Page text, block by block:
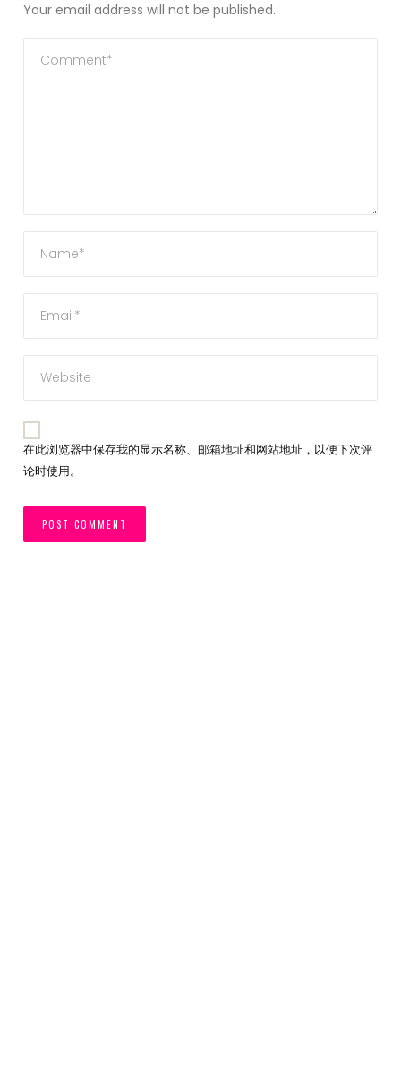
Your email address will not be published.
在此浏览器中保存我的显示名称、邮箱地址和网站地址，以便下次评
论时使用。